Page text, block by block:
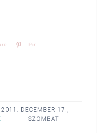
Pin
2011. DECEMBER 17.,
SZOMBAT